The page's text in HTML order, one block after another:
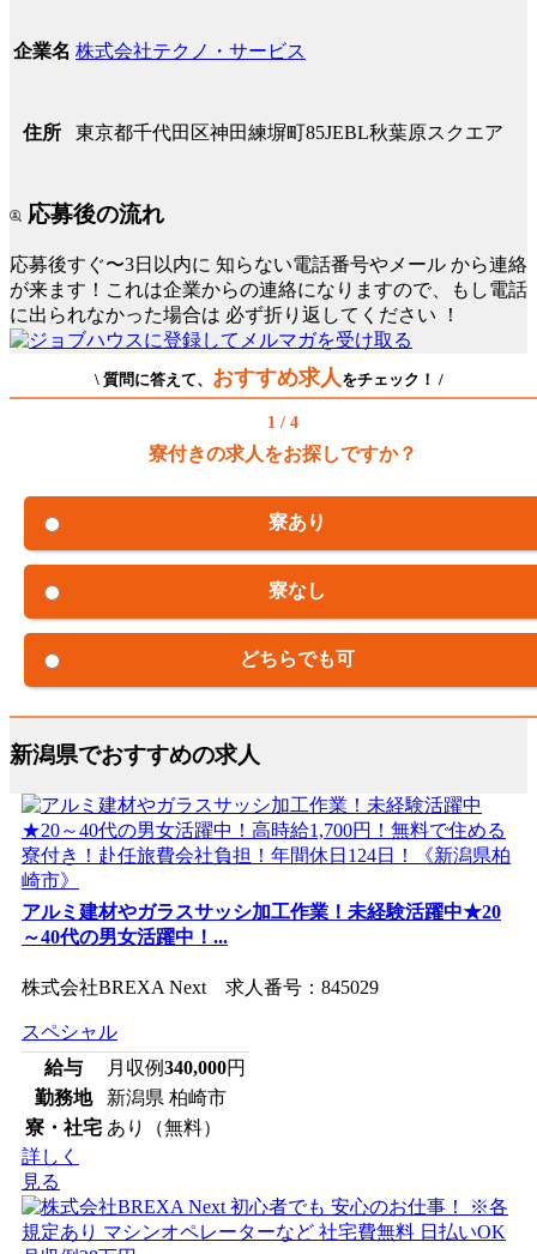
企業名 株式会社テクノ・サービス
住所 東京都千代田区神田練塀町85JEBL秋葉原スクエア
応募後の流れ
応募後すぐ〜3日以内に 知らない電話番号やメール から連絡
が来ます！これは企業からの連絡になりますので、もし電話
に出られなかった場合は 必ず折り返してください ！
\ 質問に答えて、 おすすめ求人 をチェック！ /
1 / 4
寮付きの求人をお探しですか？
寮あり
寮なし
どちらでも可
新潟県でおすすめの求人
アルミ建材やガラスサッシ加工作業！未経験活躍中★20
～40代の男女活躍中！...
株式会社BREXA Next 求人番号：845029
スペシャル
給与
月収例340,000円
勤務地
新潟県 柏崎市
寮・社宅 あり（無料）
詳しく
見る